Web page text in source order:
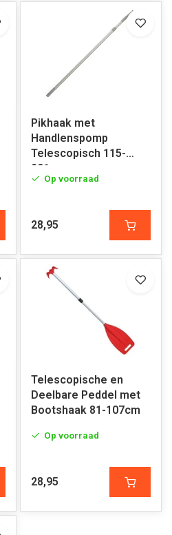
Pikhaak met
Handlenspomp
Telescopisch 115-
201cm
Op voorraad
28,95
Telescopische en
Deelbare Peddel met
Bootshaak 81-107cm
Op voorraad
28,95